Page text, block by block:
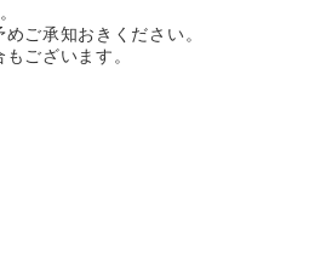
ご承知おきください。
ございます。